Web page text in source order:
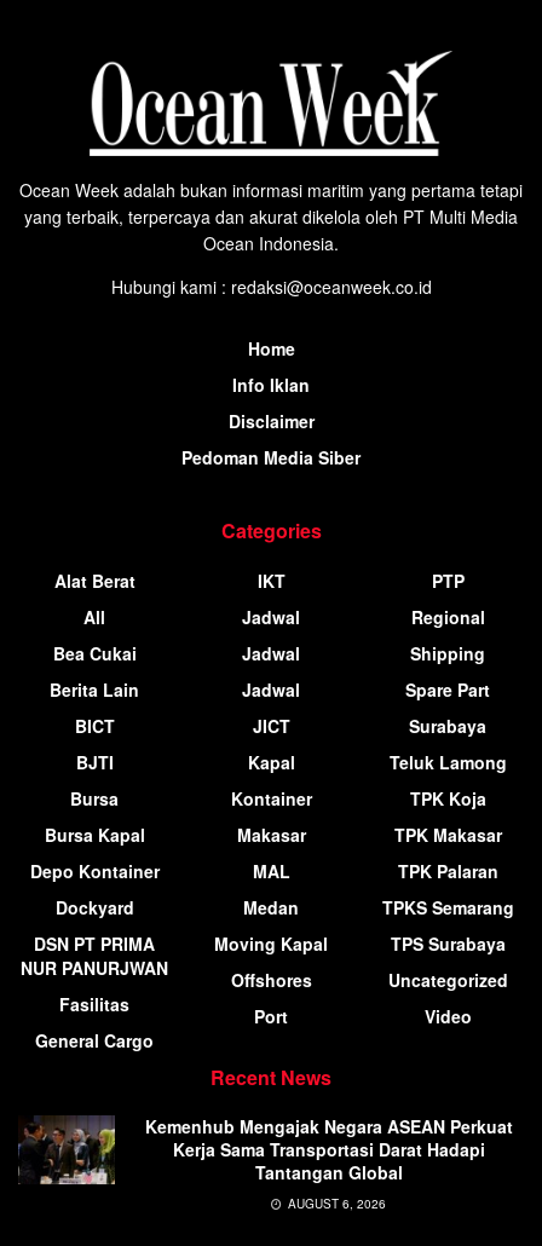
Ocean Week adalah bukan informasi maritim yang pertama tetapi
yang terbaik, terpercaya dan akurat dikelola oleh PT Multi Media
Ocean Indonesia.
Hubungi kami : redaksi@oceanweek.co.id
Home
Info Iklan
Disclaimer
Pedoman Media Siber
Categories
Alat Berat
All
Bea Cukai
Berita Lain
BICT
BJTI
Bursa
Bursa Kapal
Depo Kontainer
Dockyard
DSN PT PRIMA
NUR PANURJWAN
Fasilitas
General Cargo
IKT
Jadwal
Jadwal
Jadwal
JICT
Kapal
Kontainer
Makasar
MAL
Medan
Moving Kapal
Offshores
Port
PTP
Regional
Shipping
Spare Part
Surabaya
Teluk Lamong
TPK Koja
TPK Makasar
TPK Palaran
TPKS Semarang
TPS Surabaya
Uncategorized
Video
Recent News
Kemenhub Mengajak Negara ASEAN Perkuat
Kerja Sama Transportasi Darat Hadapi
Tantangan Global
AUGUST 6, 2026